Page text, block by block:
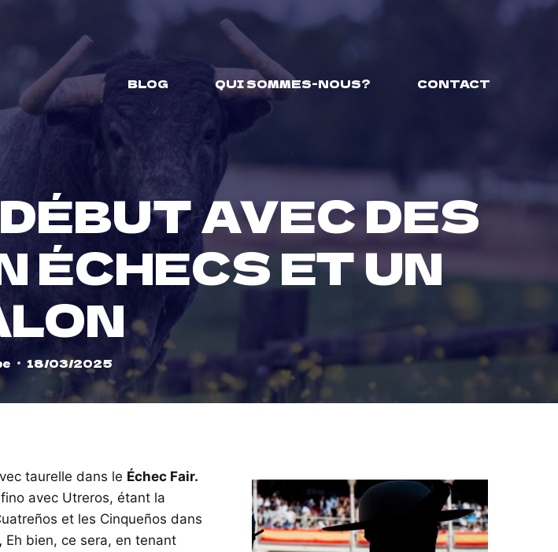
BLOG
QUI SOMMES-NOUS? CONTACT
AVEC DES
ÉCHECS ET UN
18/03/2025
taurelle dans le Échec Fair.
avec Utreros, étant la
et les Cinqueños dans
Eh bien, ce sera, en tenant